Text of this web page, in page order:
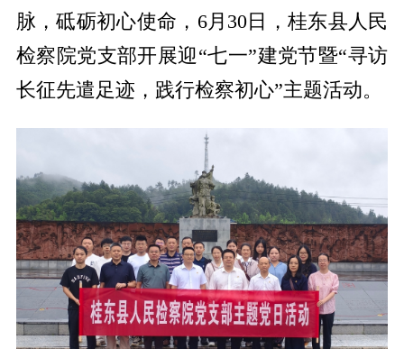
脉，砥砺初心使命，6月30日，桂东县人民
检察院党支部开展迎“七一”建党节暨“寻访
长征先遣足迹，践行检察初心”主题活动。